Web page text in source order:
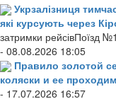
Укрзалізниця
які курсують через
затримки рейсівПоїзд
- 08.08.2026 18:05
Правило золотой
коляски и ее
- 17.07.2026 16:57